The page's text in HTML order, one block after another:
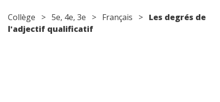
Collège > 5e, 4e, 3e > Français > Les degrés de
l'adjectif qualificatif